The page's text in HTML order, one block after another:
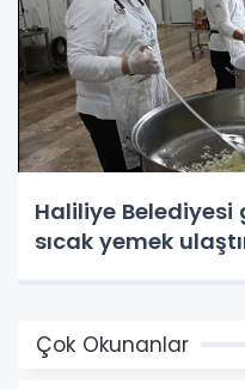
Haliliye Belediyesi
sıcak yemek
Çok Okunanlar